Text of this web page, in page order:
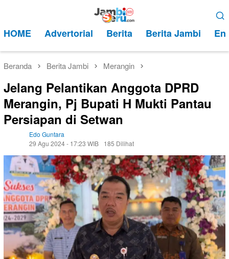
kontenMobile
HOME Advertorial Berita Berita Jambi
Beranda Berita Jambi Merangin
Jelang Pelantikan Anggota DPRD
Merangin, Pj Bupati H Mukti Pantau
Persiapan di Setwan
Edo Guntara
29 Agu 2024 - 17:23 WIB
185 Dilihat